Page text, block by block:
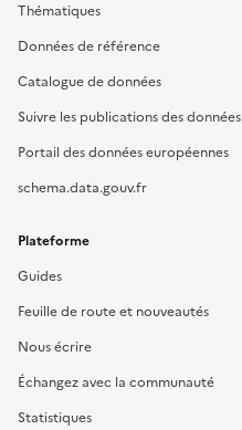
Thématiques
Données de référence
Catalogue de données
Suivre les publications des données
Portail des données européennes
schema.data.gouv.fr
Plateforme
Guides
Feuille de route et nouveautés
Nous écrire
Échangez avec la communauté
Statistiques